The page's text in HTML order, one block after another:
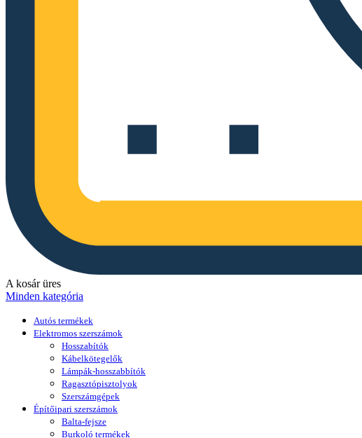
A kosár üres
Minden kategória
Autós termékek
Elektromos szerszámok
Hosszabítók
Kábelkötegelők
Lámpák-hosszabbítók
Ragasztópisztolyok
Szerszámgépek
Építőipari szerszámok
Balta-fejsze
Burkoló termékek